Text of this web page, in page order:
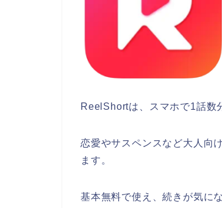
ReelShortは、スマホで1話数
恋愛やサスペンスなど大人向
ます。
基本無料で使え、続きが気に